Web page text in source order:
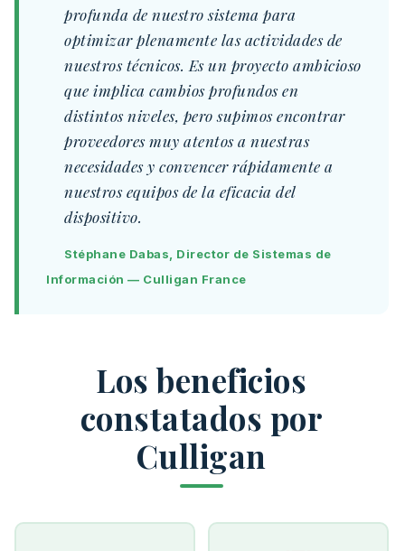
profunda de nuestro sistema para
optimizar plenamente las actividades de
nuestros técnicos. Es un proyecto ambicioso
que implica cambios profundos en
distintos niveles, pero supimos encontrar
proveedores muy atentos a nuestras
necesidades y convencer rápidamente a
nuestros equipos de la eficacia del
dispositivo.
Stéphane Dabas, Director de Sistemas de
Información — Culligan France
Los beneficios
constatados por
Culligan